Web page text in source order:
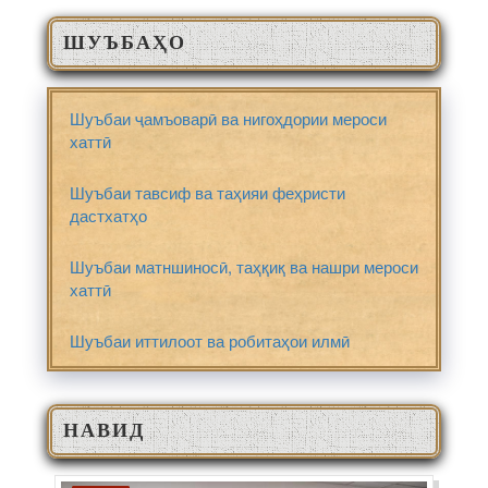
ШУЪБАҲО
Шуъбаи ҷамъоварӣ ва нигоҳдории мероси
хаттӣ
Шуъбаи тавсиф ва таҳияи феҳристи
дастхатҳо
Шуъбаи матншиносӣ, таҳқиқ ва нашри мероси
хаттӣ
Шуъбаи иттилоот ва робитаҳои илмӣ
НАВИД